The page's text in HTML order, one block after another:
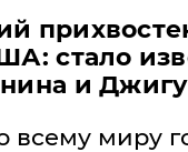
стало
и
всему миру